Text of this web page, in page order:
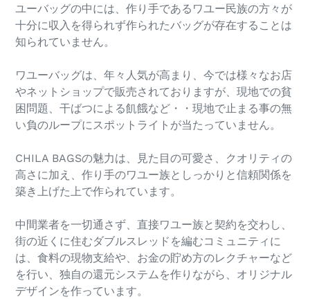
ユーバッグの中には、作り手であるワユー民族の方々が
十分に収入を得られず作られたバッグが存在することは
知られていません。
ワユーバッグは、年々人気が高まり、今では様々なお店
やネットショップで販売されておりますが、現地での貧
困問題、干ばつによる飢餓など・・現地で止まる事の無
い負のループにスポットライトが当たっていません。
CHILA BAGSの魅力は、見た目の可愛さ、クオリティの
高さに加え、作り手のワユー族としっかりと信頼関係を
築き上げた上で作られています。
中間業者を一切通さず、直接ワユー族と契約を交わし、
街の近くに住むダブルスレッドを編むコミュニティに
は、食料の現物支給や、お金の貯め方のレクチャーなど
を行い、独自の還元システムを作りながら、オリジナル
デザインを作っています。